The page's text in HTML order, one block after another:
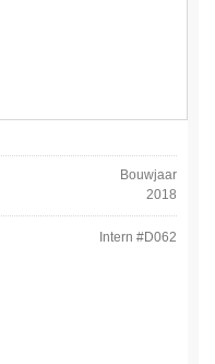
Bouwjaar
2018
Intern #D062